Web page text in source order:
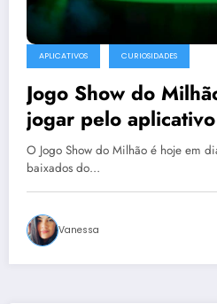
APLICATIVOS CURIOSIDADES
Jogo Show do
jogar pelo aplicativo
O Jogo Show do Milhão é hoje em
baixados do…
Vanessa